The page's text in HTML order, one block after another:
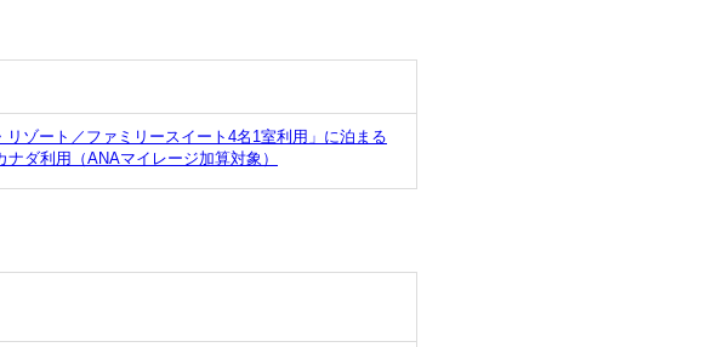
ゾート／ファミリースイート4名1室利用」に泊まる
ダ利用（ANAマイレージ加算対象）